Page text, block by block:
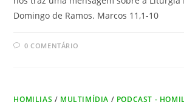
Domingo de Ramos. Marcos 11,1-10
0 COMENTÁRIO
HOMILIAS / MULTIMÍDIA / PODCAST -